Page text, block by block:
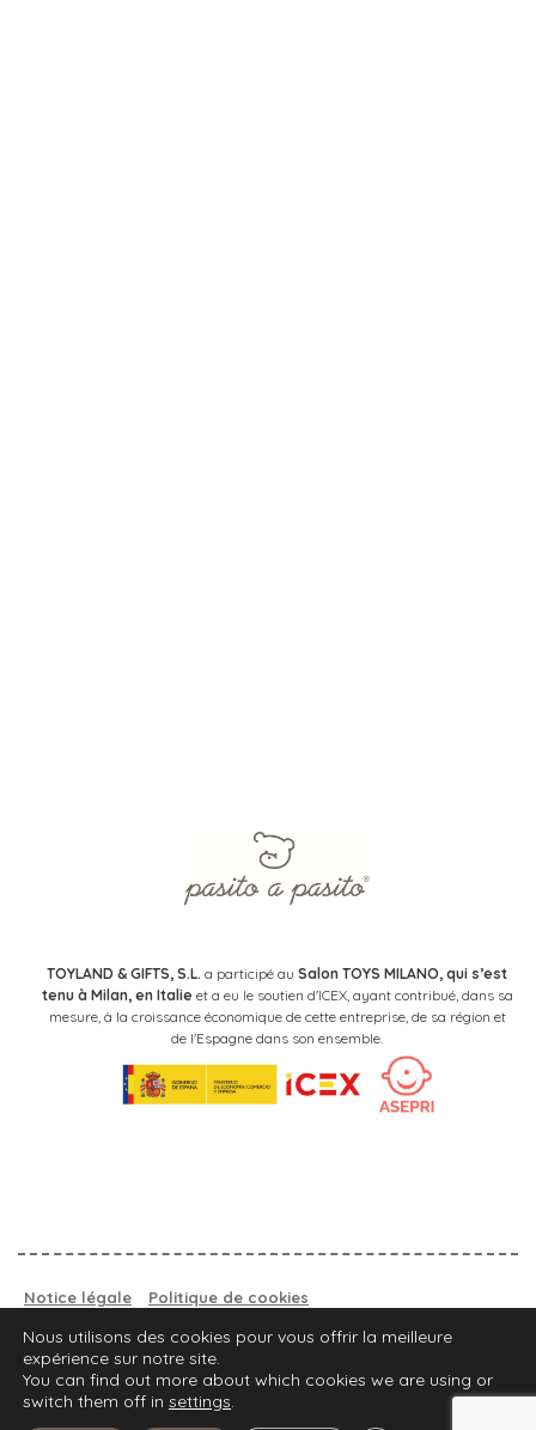
TOYLAND & GIFTS, S.L. a participé au Salon TOYS MILANO, qui s’est
tenu à Milan, en Italie et a eu le soutien d'ICEX, ayant contribué, dans sa
mesure, à la croissance économique de cette entreprise, de sa région et
de l'Espagne dans son ensemble.
Notice légale
Politique de cookies
2021 Walking Mum
TROUVEZ VOTRE MAGASIN
Nous utilisons des cookies pour vous offrir la meilleure
expérience sur notre site.
You can find out more about which cookies we are using or
switch them off in settings.